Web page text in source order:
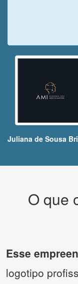
Juliana de Sousa
O que
Esse
logotipo